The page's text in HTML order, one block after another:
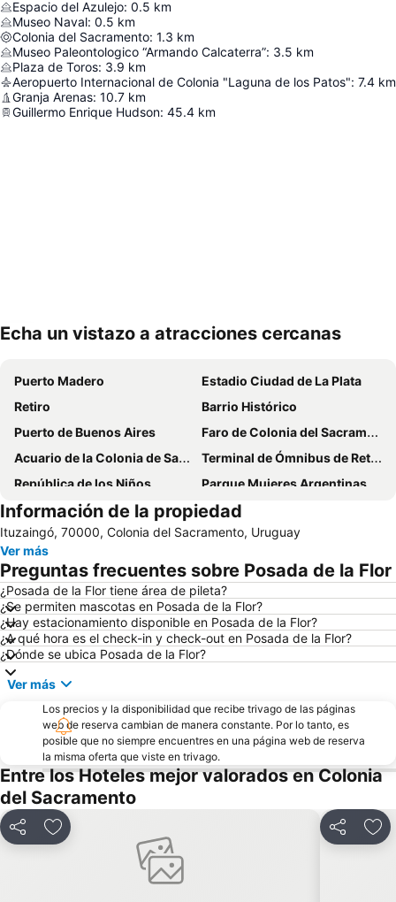
Espacio del Azulejo: 0.5 km
Museo Naval: 0.5 km
Colonia del Sacramento: 1.3 km
Museo Paleontologico “Armando Calcaterra”: 3.5 km
Plaza de Toros: 3.9 km
Aeropuerto Internacional de Colonia "Laguna de los Patos": 7.4 km
Granja Arenas: 10.7 km
Guillermo Enrique Hudson: 45.4 km
Echa un vistazo a atracciones cercanas
Puerto Madero
Estadio Ciudad de La Plata
Retiro
Barrio Histórico
Puerto de Buenos Aires
Faro de Colonia del Sacramento
Acuario de la Colonia de Sacramento
Terminal de Ómnibus de Retiro
República de los Niños
Parque Mujeres Argentinas
Información de la propiedad
Ituzaingó, 70000, Colonia del Sacramento, Uruguay
Ver más
Preguntas frecuentes sobre Posada de la Flor
¿Posada de la Flor tiene área de pileta?
¿Se permiten mascotas en Posada de la Flor?
¿Hay estacionamiento disponible en Posada de la Flor?
¿A qué hora es el check-in y check-out en Posada de la Flor?
¿Dónde se ubica Posada de la Flor?
Ver más
Los precios y la disponibilidad que recibe trivago de las páginas
web de reserva cambian de manera constante. Por lo tanto, es
posible que no siempre encuentres en una página web de reserva
la misma oferta que viste en trivago.
Entre los Hoteles mejor valorados en Colonia
del Sacramento
CompartirAñadir a favoritos Compartir